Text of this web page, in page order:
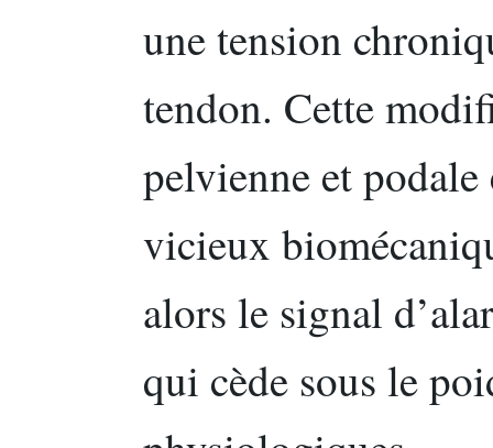
une tension
tendon. Cette
pelvienne et
vicieux
alors le signal
qui cède sous le